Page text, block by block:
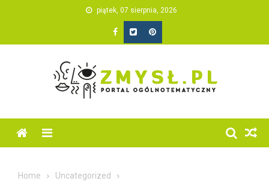
piątek, 07 sierpnia, 2026
Home
Uncategorized